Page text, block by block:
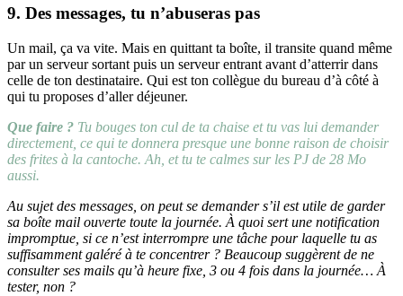
9. Des messages, tu n’abuseras pas
Un mail, ça va vite. Mais en quittant ta boîte, il transite quand même
par un serveur sortant puis un serveur entrant avant d’atterrir dans
celle de ton destinataire. Qui est ton collègue du bureau d’à côté à
qui tu proposes d’aller déjeuner.
Que faire ? Tu bouges ton cul de ta chaise et tu vas lui demander
directement, ce qui te donnera presque une bonne raison de choisir
des frites à la cantoche. Ah, et tu te calmes sur les PJ de 28 Mo
aussi.
Au sujet des messages, on peut se demander s’il est utile de garder
sa boîte mail ouverte toute la journée. À quoi sert une notification
impromptue, si ce n’est interrompre une tâche pour laquelle tu as
suffisamment galéré à te concentrer ? Beaucoup suggèrent de ne
consulter ses mails qu’à heure fixe, 3 ou 4 fois dans la journée… À
tester, non ?